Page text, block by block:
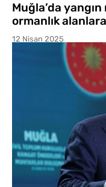
Muğla’da
ormanlık
12 Nisan 2025